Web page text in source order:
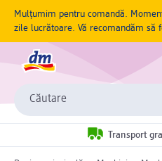
Mulțumim pentru comandă.
zile lucrătoare. Vă recomandăm să
Căutare
Transport